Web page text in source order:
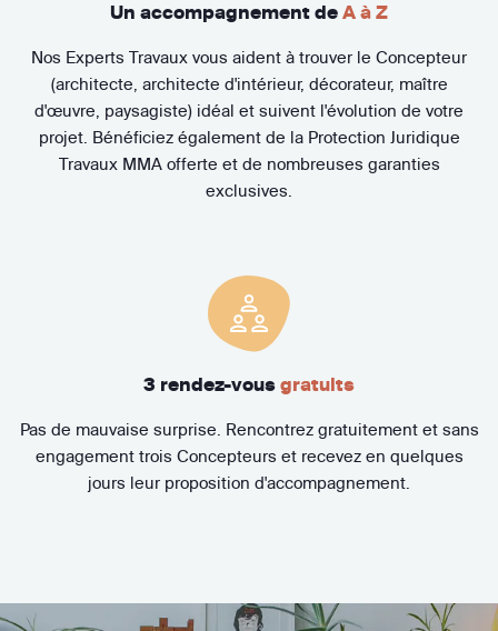
Un accompagnement de A à Z
Nos Experts Travaux vous aident à trouver le Concepteur
(architecte, architecte d'intérieur, décorateur, maître
d'œuvre, paysagiste) idéal et suivent l'évolution de votre
projet. Bénéficiez également de la Protection Juridique
Travaux MMA offerte et de nombreuses garanties
exclusives.
3 rendez-vous gratuits
Pas de mauvaise surprise. Rencontrez gratuitement et sans
engagement trois Concepteurs et recevez en quelques
jours leur proposition d'accompagnement.